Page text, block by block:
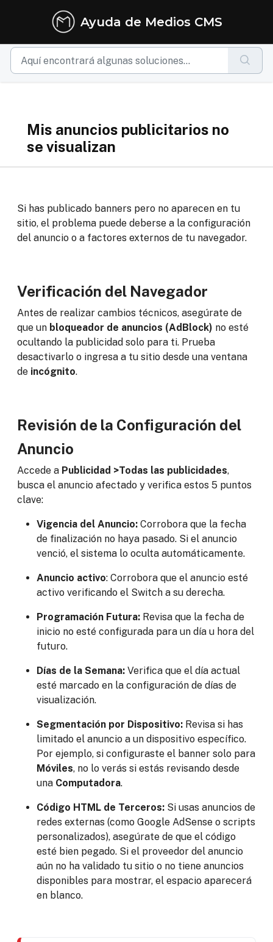
Ayuda de Medios CMS
Mis anuncios publicitarios no
se visualizan
Si has publicado banners pero no aparecen en tu
sitio, el problema puede deberse a la configuración
del anuncio o a factores externos de tu navegador.
Verificación del Navegador
Antes de realizar cambios técnicos, asegúrate de
que un bloqueador de anuncios (AdBlock) no esté
ocultando la publicidad solo para ti. Prueba
desactivarlo o ingresa a tu sitio desde una ventana
de incógnito.
Revisión de la Configuración del
Anuncio
Accede a Publicidad >Todas las publicidades,
busca el anuncio afectado y verifica estos 5 puntos
clave:
Vigencia del Anuncio: Corrobora que la fecha
de finalización no haya pasado. Si el anuncio
venció, el sistema lo oculta automáticamente.
Anuncio activo: Corrobora que el anuncio esté
activo verificando el Switch a su derecha.
Programación Futura: Revisa que la fecha de
inicio no esté configurada para un día u hora del
futuro.
Días de la Semana: Verifica que el día actual
esté marcado en la configuración de días de
visualización.
Segmentación por Dispositivo: Revisa si has
limitado el anuncio a un dispositivo específico.
Por ejemplo, si configuraste el banner solo para
Móviles, no lo verás si estás revisando desde
una Computadora.
Código HTML de Terceros: Si usas anuncios de
redes externas (como Google AdSense o scripts
personalizados), asegúrate de que el código
esté bien pegado. Si el proveedor del anuncio
aún no ha validado tu sitio o no tiene anuncios
disponibles para mostrar, el espacio aparecerá
en blanco.